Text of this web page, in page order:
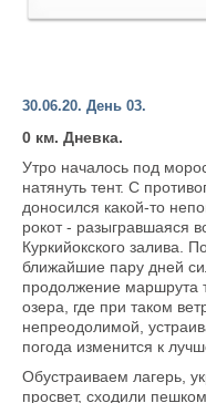
30.06.20. День 03.
0 км. Дневка.
Утро началось под
натянуть тент. С
доносился какой-то
рокот - разыгравшаяся
Куркийокского залива.
ближайшие пару дней
продолжение маршрута
озера, где при таком
непреодолимой,
погода изменится к
Обустраиваем лагерь,
просвет, сходили